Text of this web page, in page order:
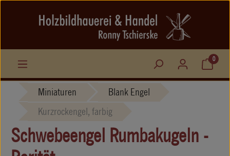
Zum Hauptinhalt springen
0
Miniaturen
Blank Engel
Kurzrockengel, farbig
Schwebeengel Rumbakugeln -